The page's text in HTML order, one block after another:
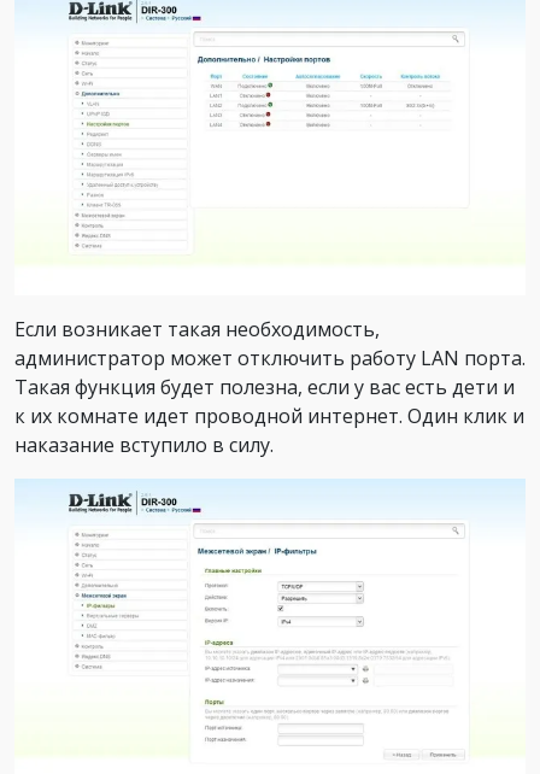
Если возникает такая необходимость,
администратор может отключить работу LAN порта.
Такая функция будет полезна, если у вас есть дети и
к их комнате идет проводной интернет. Один клик и
наказание вступило в силу.